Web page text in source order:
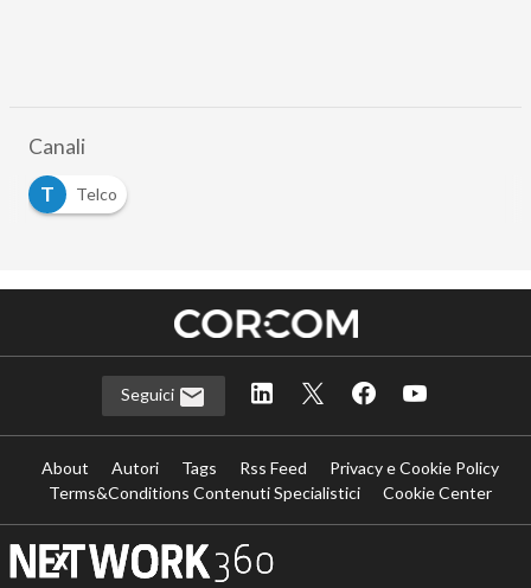
Canali
T
Telco
Seguici
About Autori Tags Rss Feed
Privacy e Cookie Policy
Terms&Conditions Contenuti Specialistici
Cookie Center